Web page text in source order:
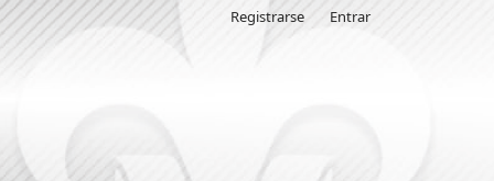
Registrarse Entrar